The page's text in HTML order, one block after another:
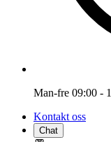
Man-fre 09:00 -
Kontakt oss
Chat